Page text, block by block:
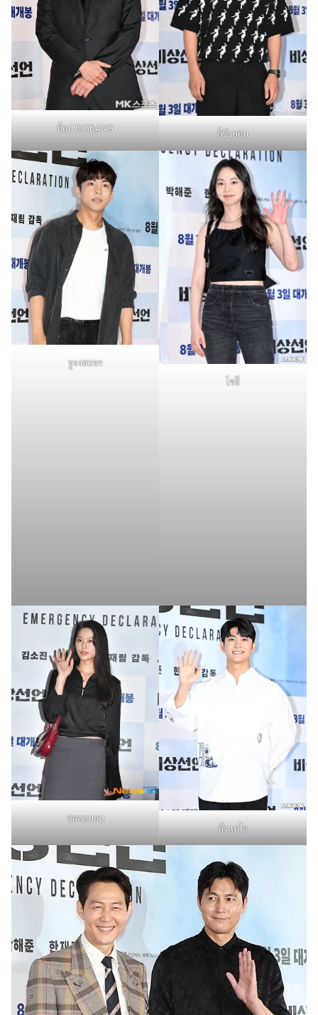
ท็อป BIGBANG อีซังยอบ
จูจงฮยอก
โซฮี
ซอลฮยอน
คังแทโอ